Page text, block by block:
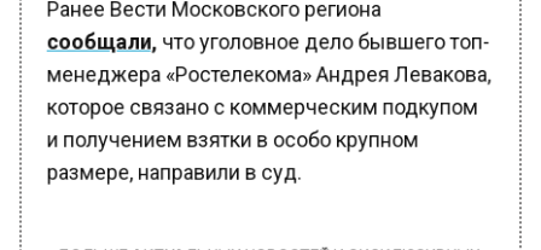
Ранее Вести Московского региона
сообщали, что уголовное дело бывшего топ-
менеджера «Ростелекома» Андрея Левакова,
которое связано с коммерческим подкупом
и получением взятки в особо крупном
размере, направили в суд.